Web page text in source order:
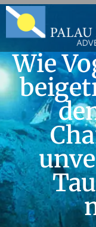
Wie